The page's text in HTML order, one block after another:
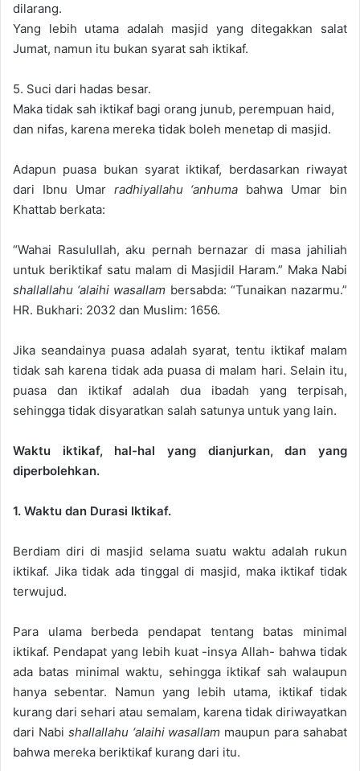
dilarang.
Yang lebih utama adalah masjid yang ditegakkan salat
Jumat, namun itu bukan syarat sah iktikaf.
5. Suci dari hadas besar.
Maka tidak sah iktikaf bagi orang junub, perempuan haid,
dan nifas, karena mereka tidak boleh menetap di masjid.
Adapun puasa bukan syarat iktikaf, berdasarkan riwayat
dari Ibnu Umar radhiyallahu ‘anhuma bahwa Umar bin
Khattab berkata:
“Wahai Rasulullah, aku pernah bernazar di masa jahiliah
untuk beriktikaf satu malam di Masjidil Haram.” Maka Nabi
shallallahu ‘alaihi wasallam bersabda: “Tunaikan nazarmu.”
HR. Bukhari: 2032 dan Muslim: 1656.
Jika seandainya puasa adalah syarat, tentu iktikaf malam
tidak sah karena tidak ada puasa di malam hari. Selain itu,
puasa dan iktikaf adalah dua ibadah yang terpisah,
sehingga tidak disyaratkan salah satunya untuk yang lain.
Waktu iktikaf, hal-hal yang dianjurkan, dan yang
diperbolehkan.
1. Waktu dan Durasi Iktikaf.
Berdiam diri di masjid selama suatu waktu adalah rukun
iktikaf. Jika tidak ada tinggal di masjid, maka iktikaf tidak
terwujud.
Para ulama berbeda pendapat tentang batas minimal
iktikaf. Pendapat yang lebih kuat -insya Allah- bahwa tidak
ada batas minimal waktu, sehingga iktikaf sah walaupun
hanya sebentar. Namun yang lebih utama, iktikaf tidak
kurang dari sehari atau semalam, karena tidak diriwayatkan
dari Nabi shallallahu ‘alaihi wasallam maupun para sahabat
bahwa mereka beriktikaf kurang dari itu.